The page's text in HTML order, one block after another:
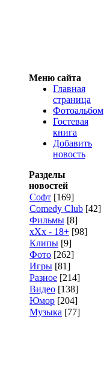
Меню сайта
Главная
страница
Фотоальбом
Гостевая
книга
Добавить
новость
Разделы
новостей
Софт [169]
Comedy Club [42]
Фильмы [8]
xXx - 18+ [98]
Клипы [9]
Фото [262]
Игры [81]
Разное [214]
Видео [138]
Юмор [204]
Музыка [77]